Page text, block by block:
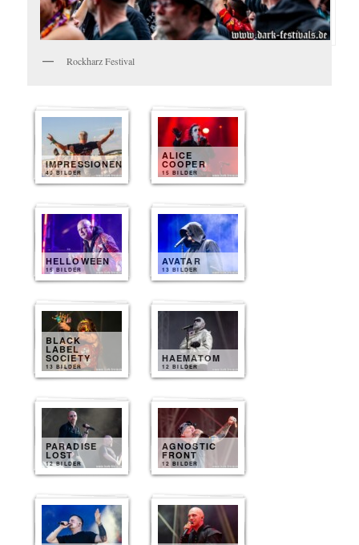
Rockharz Festival
IMPRESSIONEN
40 BILDER
ALICE
COOPER
15 BILDER
HELLOWEEN
15 BILDER
AVATAR
13 BILDER
BLACK
LABEL
SOCIETY
13 BILDER
HAEMATOM
12 BILDER
PARADISE
LOST
12 BILDER
AGNOSTIC
FRONT
12 BILDER